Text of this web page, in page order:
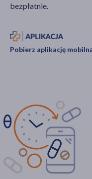
bezpłatnie.
Pobierz aplikację